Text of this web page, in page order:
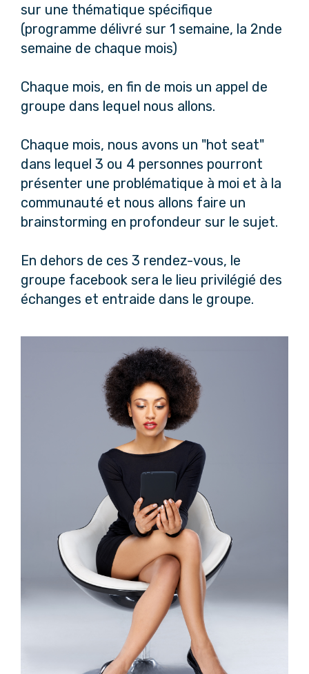
sur une thématique spécifique
(programme délivré sur 1 semaine, la 2nde
semaine de chaque mois)
Chaque mois, en fin de mois un appel de
groupe dans lequel nous allons.
Chaque mois, nous avons un "hot seat"
dans lequel 3 ou 4 personnes pourront
présenter une problématique à moi et à la
communauté et nous allons faire un
brainstorming en profondeur sur le sujet.
En dehors de ces 3 rendez-vous, le
groupe facebook sera le lieu privilégié des
échanges et entraide dans le groupe.